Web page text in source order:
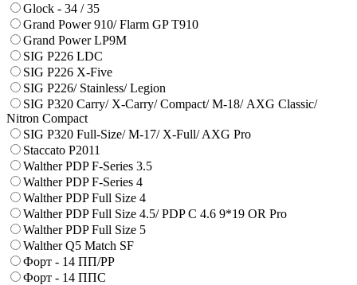
Glock - 34 / 35
Grand Power 910/ Flarm GP T910
Grand Power LP9M
SIG P226 LDC
SIG P226 X-Five
SIG P226/ Stainless/ Legion
SIG P320 Carry/ X-Carry/ Compact/ М-18/ AXG Classic/
Nitron Compact
SIG P320 Full-Size/ M-17/ X-Full/ AXG Pro
Staccato P2011
Walther PDP F-Series 3.5
Walther PDP F-Series 4
Walther PDP Full Size 4
Walther PDP Full Size 4.5/ PDP C 4.6 9*19 OR Pro
Walther PDP Full Size 5
Walther Q5 Match SF
Форт - 14 ПП/РР
Форт - 14 ППС